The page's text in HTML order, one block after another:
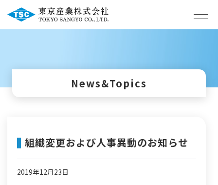
News&Topics
組織変更および人事異動のお知らせ
2019年12月23日